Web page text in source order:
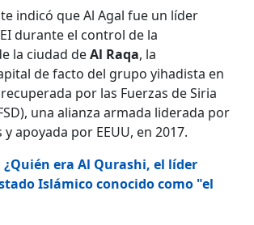
indicó que Al Agal fue un líder
durante el control de la
la ciudad deAl Raqa, la
de facto del grupo yihadista en
por las Fuerzas de Siria
una alianza armada liderada por
apoyada por EEUU, en 2017.
¿Quién era Al Qurashi, el líder
Islámico conocido como "el